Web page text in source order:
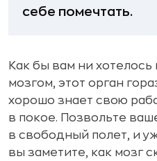
себе помечтать.
Как бы вам ни хотелось
мозгом, этот орган
хорошо знает свою
в покое. Позвольте
в свободный полет, и
вы заметите, как мозг